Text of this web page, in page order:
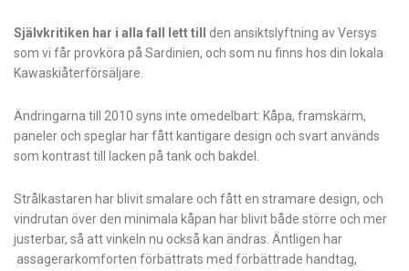
Självkritiken har i alla fall lett till
den ansiktslyftning av Versys
som vi får provköra på Sardinien, och som nu finns hos din lokala
Kawaskiåterförsäljare.
Ändringarna till 2010 syns inte omedelbart: Kåpa, framskärm,
paneler och speglar har fått kantigare design och svart används
som kontrast till lacken på tank och bakdel.
Strålkastaren har blivit smalare och fått en stramare design, och
vindrutan över den minimala kåpan har blivit både större och mer
justerbar, så att vinkeln nu också kan ändras. Äntligen har
assagerarkomforten förbättrats med förbättrade handtag,